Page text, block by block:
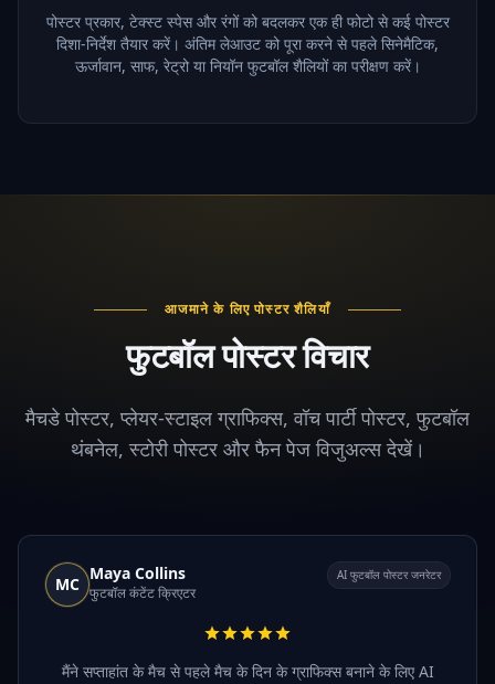
पोस्टर प्रकार, टेक्स्ट स्पेस और रंगों को बदलकर एक ही फोटो से कई पोस्टर
दिशा-निर्देश तैयार करें। अंतिम लेआउट को पूरा करने से पहले सिनेमैटिक,
ऊर्जावान, साफ, रेट्रो या नियॉन फुटबॉल शैलियों का परीक्षण करें।
आजमाने के लिए पोस्टर शैलियाँ
फुटबॉल पोस्टर विचार
मैचडे पोस्टर, प्लेयर-स्टाइल ग्राफिक्स, वॉच पार्टी पोस्टर, फुटबॉल
थंबनेल, स्टोरी पोस्टर और फैन पेज विजुअल्स देखें।
MC
Maya Collins
फुटबॉल कंटेंट क्रिएटर
AI फुटबॉल पोस्टर जनरेटर
मैंने सप्ताहांत के मैच से पहले मैच के दिन के ग्राफिक्स बनाने के लिए AI